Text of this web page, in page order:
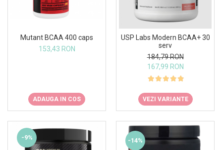
Mutant BCAA 400 caps
153,43 RON
ADAUGA IN COS
USP Labs Modern BCAA+ 30
serv
184,79 RON
167,99 RON
VEZI VARIANTE
-9% -14%